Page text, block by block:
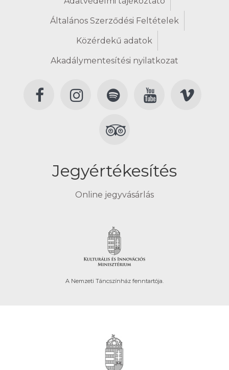
Általános Szerződési Feltételek
Közérdekű adatok
Akadálymentesítési nyilatkozat
Jegyértékesítés
Online jegyvásárlás
A Nemzeti Táncszínház fenntartója.